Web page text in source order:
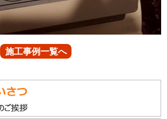
施工事例一覧へ